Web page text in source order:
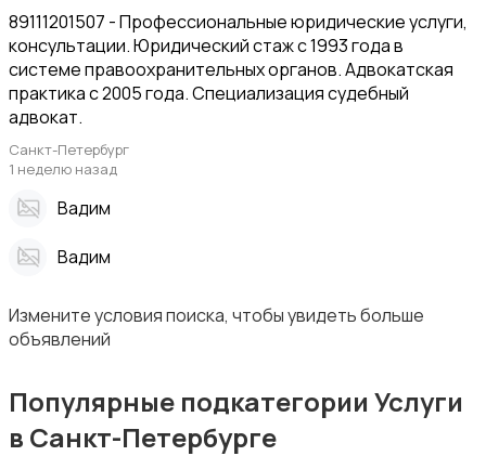
Деловые услуги1
Уборка
Автоуслуги
89111201507 - Профессиональные юридические услуги,
консультации. Юридический стаж с 1993 года в
системе правоохранительных органов. Адвокатская
практика с 2005 года. Специализация судебный
адвокат.
Санкт-Петербург
1 неделю назад
Вадим
Вадим
Измените условия поиска, чтобы увидеть больше
объявлений
Популярные подкатегории Услуги
в Санкт-Петербурге